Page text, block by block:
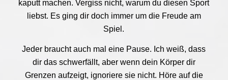
kaputt machen. Vergiss nicht, warum du diesen Sport
liebst. Es ging dir doch immer um die Freude am
Spiel.
Jeder braucht auch mal eine Pause. Ich weiß, dass
dir das schwerfällt, aber wenn dein Körper dir
Grenzen aufzeigt, ignoriere sie nicht. Höre auf die